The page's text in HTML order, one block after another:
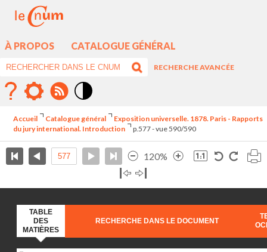
À PROPOS CATALOGUE GÉNÉRAL
RECHERCHE AVANCÉE
élévé
Accueil Catalogue général
Exposition universelle. 1878. Paris - Rapports
du jury international. Introduction
p.577 - vue 590/590
120%
TABLE
DES
MATIÈRES
RECHERCHE DANS LE DOCUMENT